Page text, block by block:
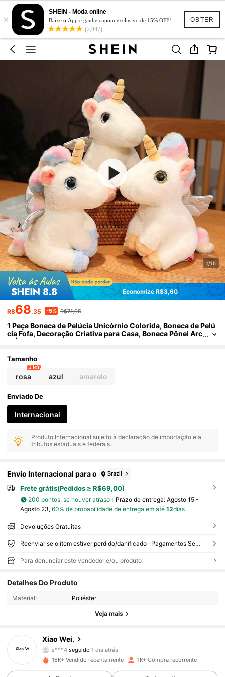
OBTER
×
SHEIN - Moda online
Baixe o App e ganhe cupom exclusivo de 15% OFF!
(2,847)
1/15
Economize R$3,60
R$68,35 -5% R$71,95
1 Peça Boneca de Pelúcia Unicórnio Colorida, Boneca de Pelú
cia Fofa, Decoração Criativa para Casa, Boneca Pônei Arc
o-Íris, Presente de Feriado
Tamanho
rosa
2 left
azul amarelo
Enviado De
Internacional
Produto Internacional sujeito à declaração de importação e a
tributos estaduais e federais.
Envio Internacional para o Brazil
Frete grátis(Pedidos ≥ R$69,00)
200 pontos, se houver atraso Prazo de entrega: Agosto 15 -
Agosto 23, 60% de probabilidade de entrega em até 12dias
Devoluções Gratuitas
Reenviar se o item estiver perdido/danificado · Pagamentos Seguros · Proteção de privacidade
Para denunciar este vendedor e/ou produto
Detalhes Do Produto
Material: Poliéster
Veja mais
Xiao Wei.
754 Seguidores
4,87
754 Seguidores
s***4seguido 1 dia atrás
16K+ Vendido recentemente 1K+ Compra recorrente